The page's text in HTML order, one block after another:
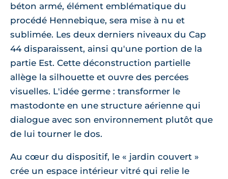
béton armé, élément emblématique du
procédé Hennebique, sera mise à nu et
sublimée. Les deux derniers niveaux du Cap
44 disparaissent, ainsi qu'une portion de la
partie Est. Cette déconstruction partielle
allège la silhouette et ouvre des percées
visuelles. L'idée germe : transformer le
mastodonte en une structure aérienne qui
dialogue avec son environnement plutôt que
de lui tourner le dos.
Au cœur du dispositif, le « jardin couvert »
crée un espace intérieur vitré qui relie le